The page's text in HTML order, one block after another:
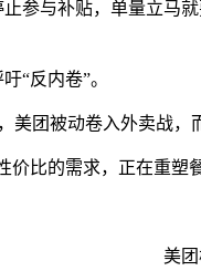
参与补贴，单量立马
“反内卷”。
美团被动卷入外卖战
价比的需求，正在重塑
美